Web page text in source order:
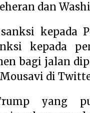
dan
kepada
bagi jalan
di
yang